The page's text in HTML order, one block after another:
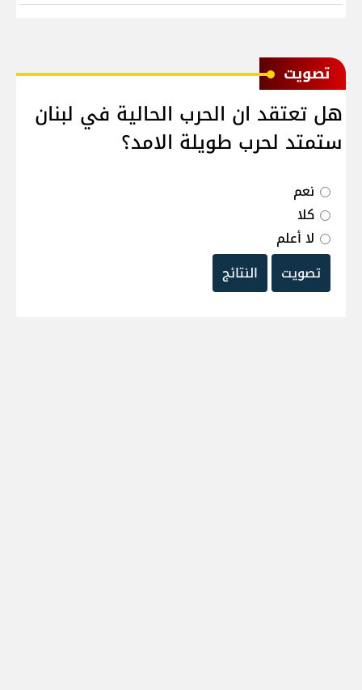
ﺗﺼﻮﻳﺖ
هل تعتقد ان الحرب الحالية في لبنان
ستمتد لحرب طويلة الامد؟
نعم
كلا
لا أعلم
تصويت
النتائج